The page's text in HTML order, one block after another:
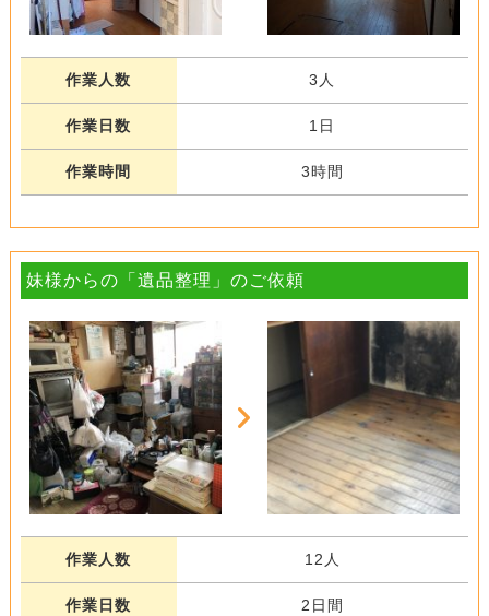
作業人数 3人
作業日数 1日
作業時間 3時間
妹様からの「遺品整理」のご依頼
作業人数 12人
作業日数 2日間